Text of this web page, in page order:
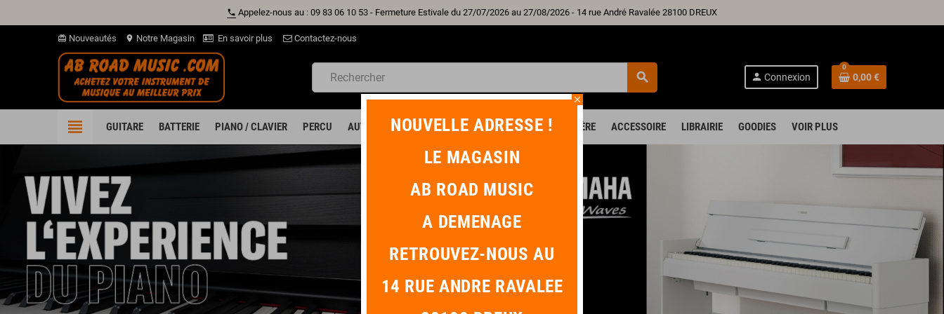
phone Appelez-nous au : 09 83 06 10 53 - Fermeture Estivale du 27/07/2026 au 27/08/2026 - 14 rue André Ravalée 28100 DREUX
card_giftcard Nouveautés location_on Notre Magasin En savoir plus Contactez-nous
search person Connexion
0
0,00 €
view_headline GUITARE BATTERIE PIANO / CLAVIER PERCU AUTRE INSTRUMENT HOME STUDIO SONO / LUMIÈRE ACCESSOIRE LIBRAIRIE GOODIES VOIR PLUS
close
NOUVELLE ADRESSE !
LE MAGASIN
AB ROAD MUSIC
A DEMENAGE
RETROUVEZ-NOUS AU
14 RUE ANDRE RAVALEE